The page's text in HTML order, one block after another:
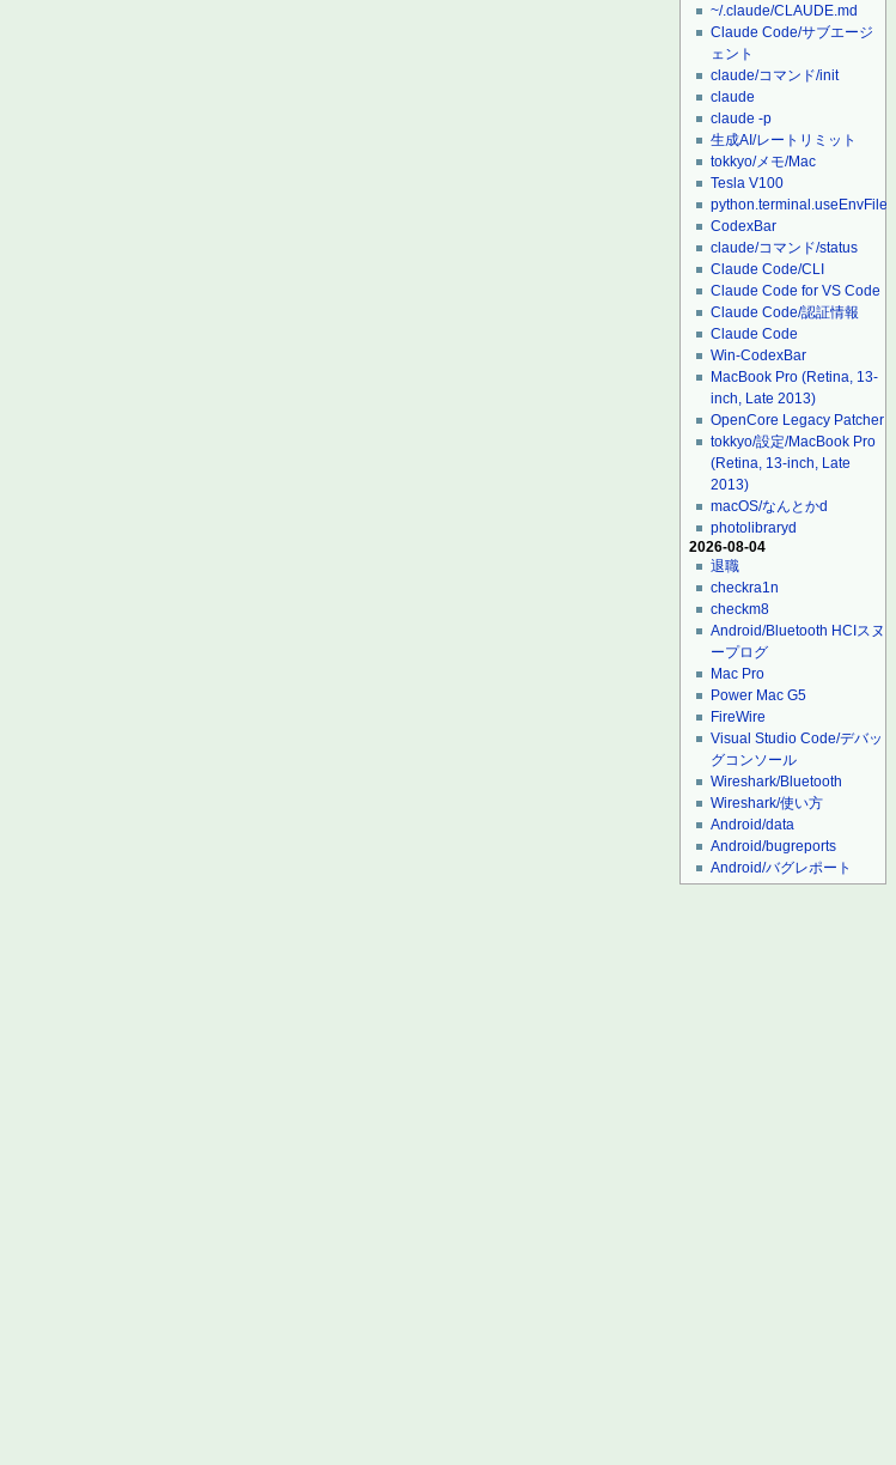
~/.claude/CLAUDE.md
Claude Code/サブエージ
ェント
claude/コマンド/init
claude
claude -p
生成AI/レートリミット
tokkyo/メモ/Mac
Tesla V100
python.terminal.useEnvFile
CodexBar
claude/コマンド/status
Claude Code/CLI
Claude Code for VS Code
Claude Code/認証情報
Claude Code
Win-CodexBar
MacBook Pro (Retina, 13-
inch, Late 2013)
OpenCore Legacy Patcher
tokkyo/設定/MacBook Pro
(Retina, 13-inch, Late
2013)
macOS/なんとかd
photolibraryd
2026-08-04
退職
checkra1n
checkm8
Android/Bluetooth HCIスヌ
ープログ
Mac Pro
Power Mac G5
FireWire
Visual Studio Code/デバッ
グコンソール
Wireshark/Bluetooth
Wireshark/使い方
Android/data
Android/bugreports
Android/バグレポート